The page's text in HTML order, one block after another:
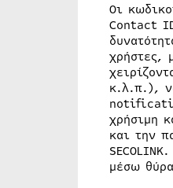
Οι
Contact
χρήστες,
κ.λ.π.),
χρήσιμη
και την
μέσω